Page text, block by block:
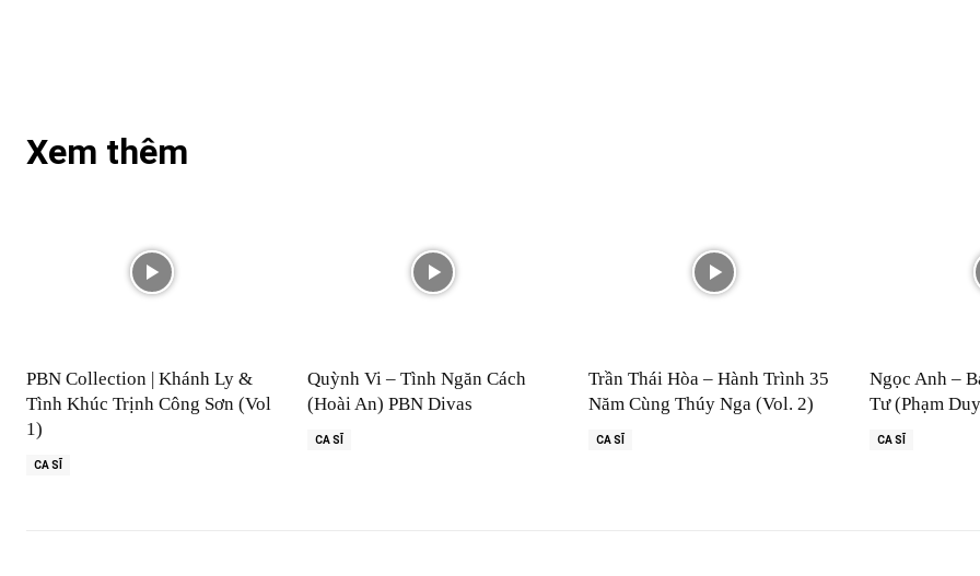
Xem thêm
PBN Collection | Khánh Ly &
Tình Khúc Trịnh Công Sơn (Vol
1)
CA SĨ
Quỳnh Vi – Tình Ngăn Cách
(Hoài An) PBN Divas
CA SĨ
Trần Thái Hòa – Hành Trình 35
Năm Cùng Thúy Nga (Vol. 2)
CA SĨ
Ngọc Anh –
Tư (Phạm
CA SĨ